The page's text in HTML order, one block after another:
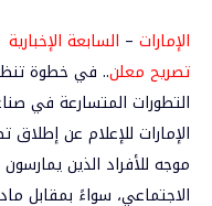
الإمارات – السابعة الإخبارية
تصريح معلن.. في خطوة
التطورات المتسارعة في
الإمارات للإعلام عن إطلاق
موجه للأفراد الذين
الاجتماعي، سواءً بمقابل